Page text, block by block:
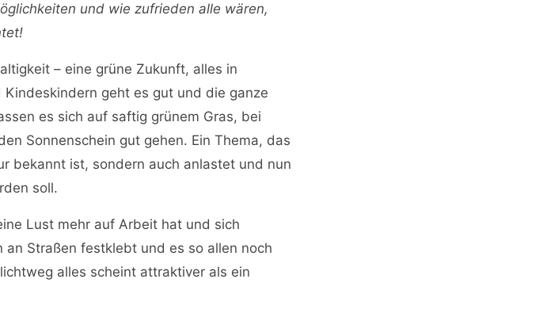
und wie zufrieden alle wären,
– eine grüne Zukunft, alles in
geht es gut und die ganze
es sich auf saftig grünem Gras, bei
Sonnenschein gut gehen. Ein Thema, das
bekannt ist, sondern auch anlastet und nun
soll.
Lust mehr auf Arbeit hat und sich
Straßen festklebt und es so allen noch
alles scheint attraktiver als ein